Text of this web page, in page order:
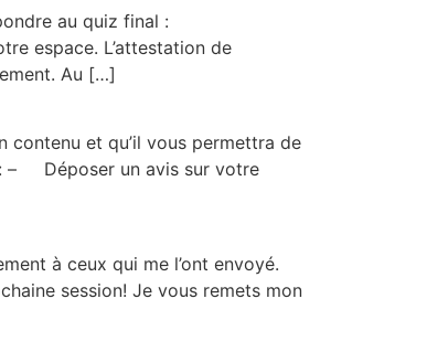
au quiz final :
espace. L’attestation de
Au […]
et qu’il vous permettra de
: – Déposer un avis sur votre
à ceux qui me l’ont envoyé.
session! Je vous remets mon